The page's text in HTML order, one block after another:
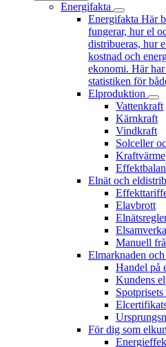
Energifakta
Energifakta Här
fungerar, hur el
distribueras, hur
kostnad och
ekonomi. Här har
statistiken för
Elproduktion
Vattenkraft
Kärnkraft
Vindkraft
Solceller
Kraftvärme
Elnät och
Elavbrott
Manuell
Elmarknaden
Handel på
Kundens
För dig som